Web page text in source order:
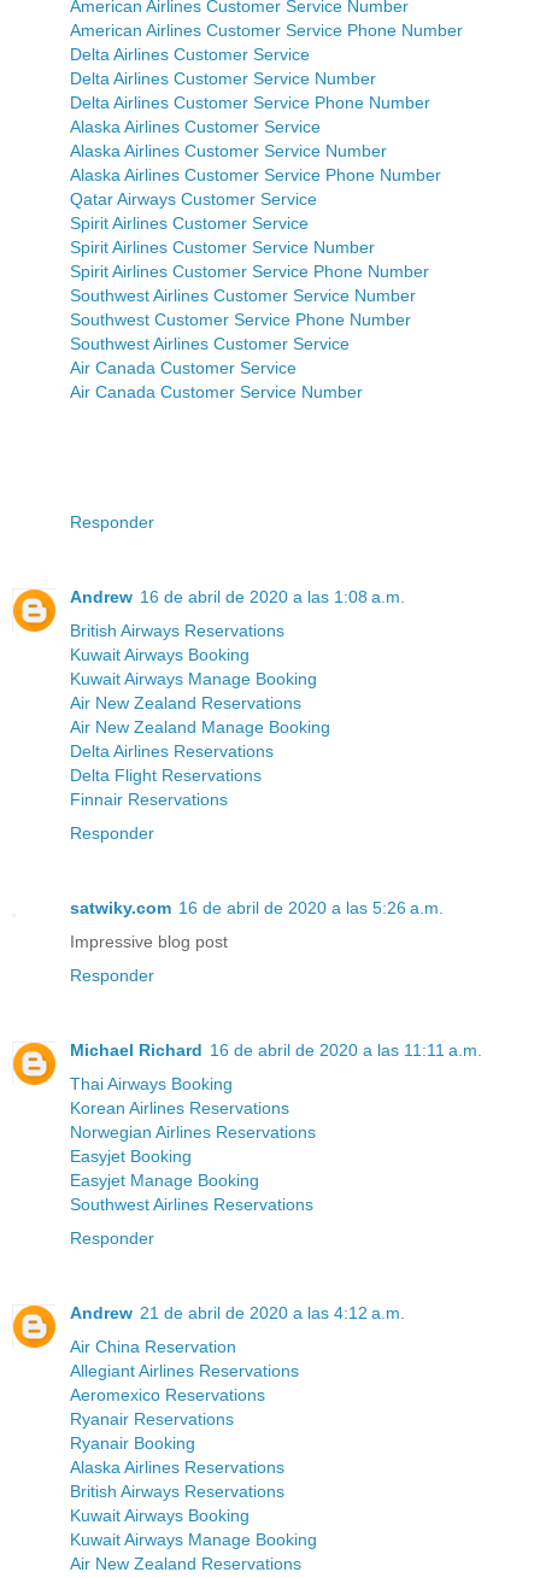
American Airlines Customer Service Number
American Airlines Customer Service Phone Number
Delta Airlines Customer Service
Delta Airlines Customer Service Number
Delta Airlines Customer Service Phone Number
Alaska Airlines Customer Service
Alaska Airlines Customer Service Number
Alaska Airlines Customer Service Phone Number
Qatar Airways Customer Service
Spirit Airlines Customer Service
Spirit Airlines Customer Service Number
Spirit Airlines Customer Service Phone Number
Southwest Airlines Customer Service Number
Southwest Customer Service Phone Number
Southwest Airlines Customer Service
Air Canada Customer Service
Air Canada Customer Service Number
Responder
Andrew 16 de abril de 2020 a las 1:08 a.m.
British Airways Reservations
Kuwait Airways Booking
Kuwait Airways Manage Booking
Air New Zealand Reservations
Air New Zealand Manage Booking
Delta Airlines Reservations
Delta Flight Reservations
Finnair Reservations
Responder
satwiky.com 16 de abril de 2020 a las 5:26 a.m.
Impressive blog post
Responder
Michael Richard 16 de abril de 2020 a las 11:11 a.m.
Thai Airways Booking
Korean Airlines Reservations
Norwegian Airlines Reservations
Easyjet Booking
Easyjet Manage Booking
Southwest Airlines Reservations
Responder
Andrew 21 de abril de 2020 a las 4:12 a.m.
Air China Reservation
Allegiant Airlines Reservations
Aeromexico Reservations
Ryanair Reservations
Ryanair Booking
Alaska Airlines Reservations
British Airways Reservations
Kuwait Airways Booking
Kuwait Airways Manage Booking
Air New Zealand Reservations